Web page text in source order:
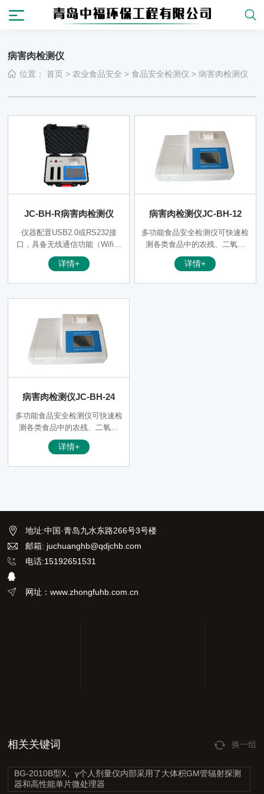
病害肉检测仪
位置：首页 > 农业食品安全 >食品安全检测仪 >病害肉检测仪
JC-BH-R病害肉检测仪
仪器配置USB2.0或RS232接
口，具备无线通信功能（Wifi模
块， 4G通讯模块），能以多种
方式实现无线上网和数据传输功
详情+
病害肉检测仪JC-BH-12
多功能食品安全检测仪可快速检
测各类食品中的农残、二氧化
硫、亚硝酸盐、过氧化苯甲酰、
病害肉、挥发性盐基氮、酱油总
详情+
病害肉检测仪JC-BH-24
多功能食品安全检测仪可快速检
测各类食品中的农残、二氧化
硫、亚硝酸盐、过氧化苯甲酰、
病害肉、挥发性盐基氮、酱油总
可增加检测项目。
详情+
地址:中国·青岛九水东路266号3号楼
邮箱: juchuanghb@qdjchb.com
电话:15192651531
网址：www.zhongfuhb.com.cn
相关关键词 换一组
BG-2010B型X、γ个人剂量仪内部采用了大体积GM管辐射探测
器和高性能单片微处理器